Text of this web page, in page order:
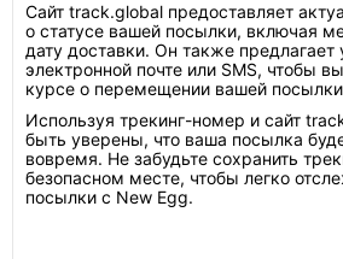
Сайт track.global предоставляет
о статусе вашей посылки, включая
дату доставки. Он также
электронной почте или SMS, чтобы
курсе о перемещении вашей
Используя трекинг-номер и сайт
быть уверены, что ваша посылка
вовремя. Не забудьте сохранить
безопасном месте, чтобы легко
посылки с New Egg.